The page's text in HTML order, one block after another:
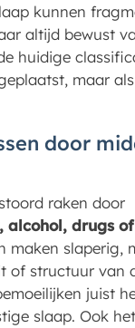
kunnen
altijd bewust
huidige
maar
door
raken door
alcohol, drugs
maken slaperig,
of structuur van
juist
slaap. Ook